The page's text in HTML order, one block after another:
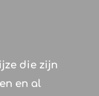
die zijn
en al